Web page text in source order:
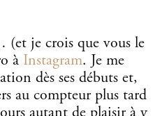
(et je crois que vous le
à Instagram. Je me
dès ses débuts et,
au compteur plus tard